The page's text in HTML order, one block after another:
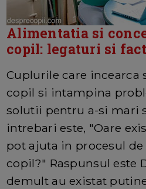
Alimentatia si
copil: legaturi si
Cuplurile care incearca
copil si intampina
solutii pentru a-si mari
intrebari este, "Oare
pot ajuta in procesul de
copil?" Raspunsul este
demult au existat